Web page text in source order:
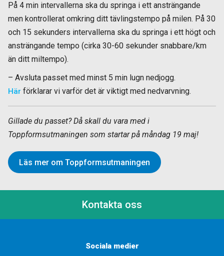
På 4 min intervallerna ska du springa i ett ansträngande
men kontrollerat omkring ditt tävlingstempo på milen. På 30
och 15 sekunders intervallerna ska du springa i ett högt och
ansträngande tempo (cirka 30-60 sekunder snabbare/km
än ditt miltempo).
– Avsluta passet med minst 5 min lugn nedjogg.
Här förklarar vi varför det är viktigt med nedvarvning.
Gillade du passet? Då skall du vara med i
Toppformsutmaningen som startar på måndag 19 maj!
Läs mer om Toppformsutmaningen
Kontakta oss
Sociala medier